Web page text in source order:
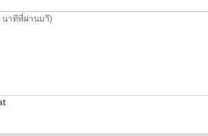
นาทีที่ผ่านมาี)